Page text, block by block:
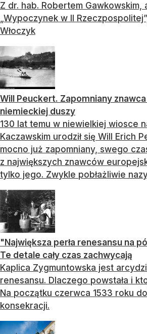
Z dr. hab. Robertem Gawkowskim,
„Wypoczynek w II
Włoczyk
Will Peuckert. Zapomniany
niemieckiej duszy
130 lat temu w niewielkiej wiosce
Kaczawskim urodził się Will Erich
mocno już zapomniany, swego
z największych znawców
tylko jego. Zwykle pobłażliwie
"Największa perła renesansu na
Te detale cały czas zachwycają
Kaplica Zygmuntowska jest
renesansu. Dlaczego powstała i
Na początku czerwca 1533 roku
konsekracji.